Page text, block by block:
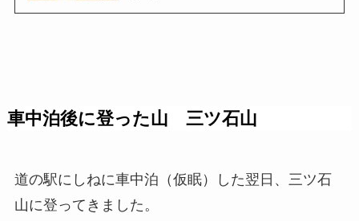
車中泊後に登った山 三ツ石山
道の駅にしねに車中泊（仮眠）した翌日、三ツ石
山に登ってきました。